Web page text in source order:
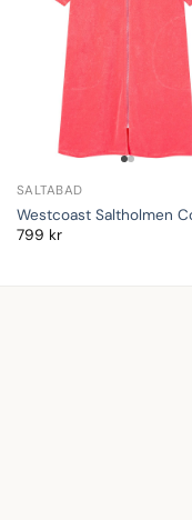
SALTABAD
Westcoast Saltholmen
799 kr